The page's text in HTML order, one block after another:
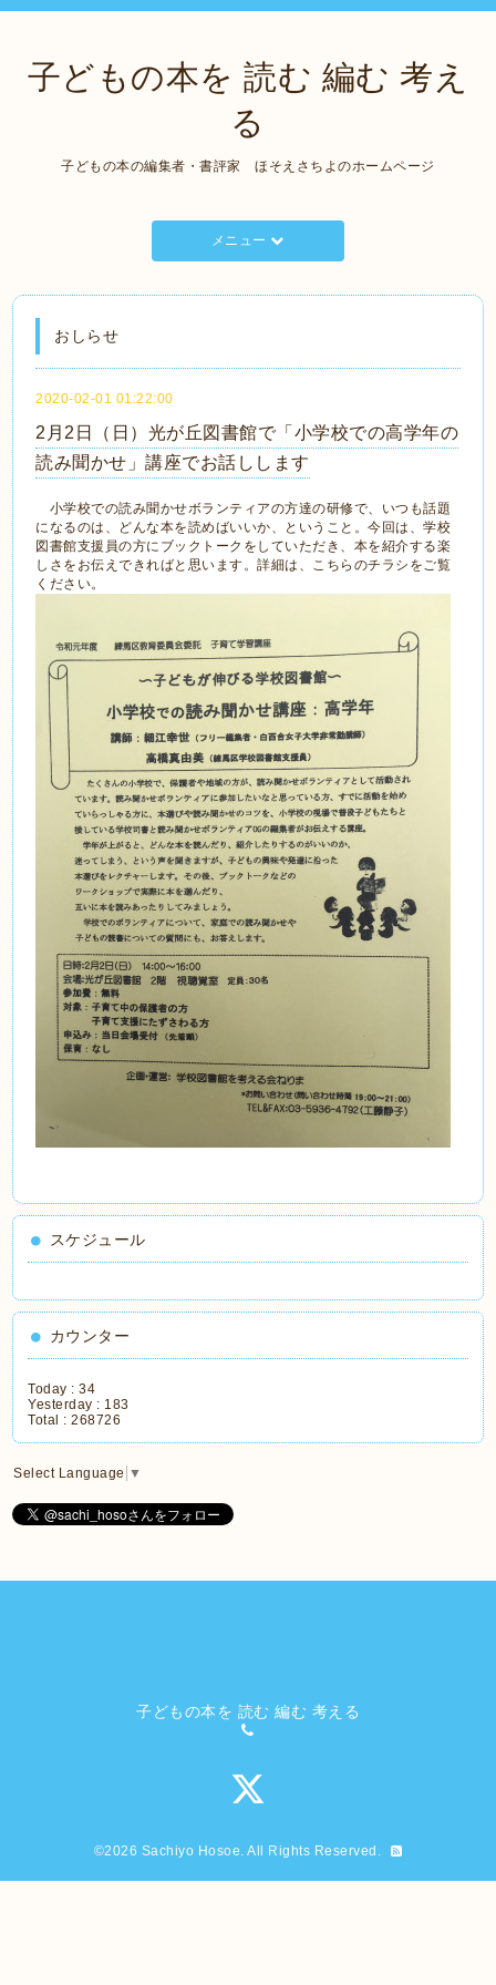
子どもの本を 読む 編む 考え
る
子どもの本の編集者・書評家 ほそえさちよのホームページ
メニュー
おしらせ
2020-02-01 01:22:00
2月2日（日）光が丘図書館で「小学校での高学年の
読み聞かせ」講座でお話しします
小学校での読み聞かせボランティアの方達の研修で、いつも話題
になるのは、どんな本を読めばいいか、ということ。今回は、学校
図書館支援員の方にブックトークをしていただき、本を紹介する楽
しさをお伝えできればと思います。詳細は、こちらのチラシをご覧
ください。
スケジュール
カウンター
Today :34
Yesterday : 183
Total :268726
Select Language ▼
子どもの本を 読む 編む 考える
©2026 Sachiyo Hosoe. All Rights Reserved.